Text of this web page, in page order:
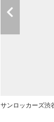
サンロッカーズ渋